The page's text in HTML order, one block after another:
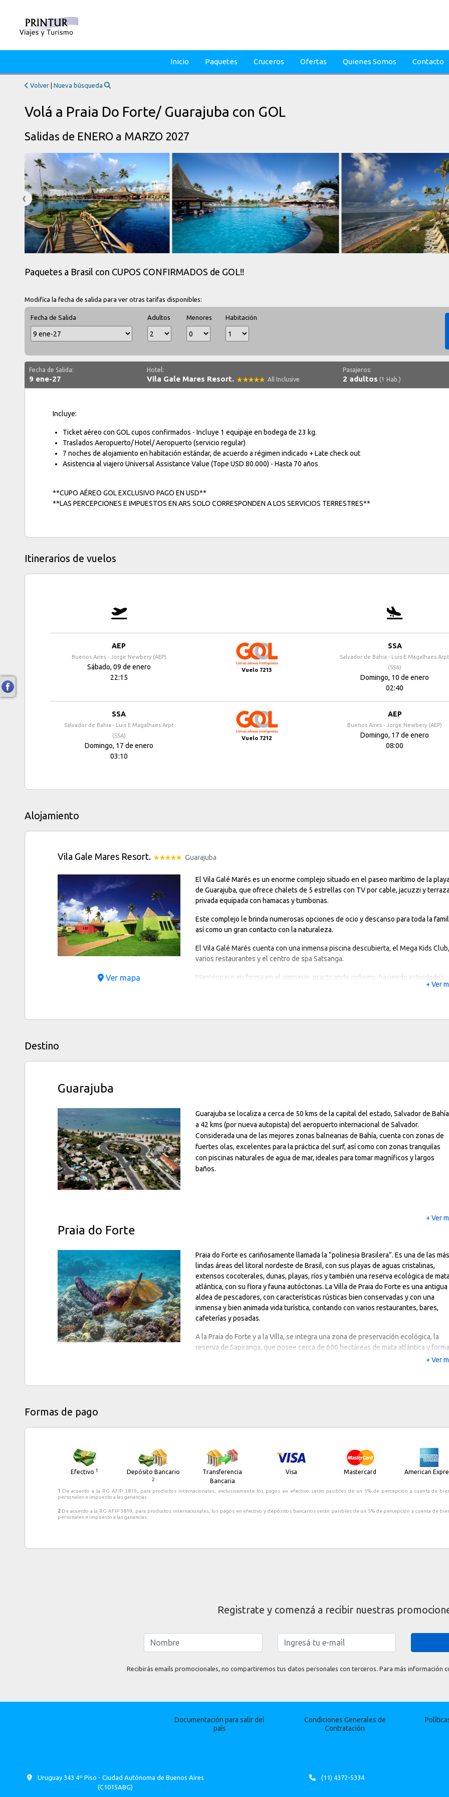
Inicio Paquetes Cruceros Ofertas Quienes Somos Contacto
Volver| Nueva búsqueda
Volá a Praia Do Forte/ Guarajuba con GOL
Salidas de ENERO a MARZO 2027
Paquetes a Brasil con CUPOS CONFIRMADOS de GOL!!
Modifica la fecha de salida para ver otras tarifas disponibles:
Fecha de Salida Adultos Menores Habitación
Fecha de Salida:
9 ene-27
Hotel:
Vila Gale Mares Resort. All Inclusive
Pasajeros:
2 adultos (1 Hab.)
Incluye:
Ticket aéreo con GOL cupos confirmados - Incluye 1 equipaje en bodega de 23 kg.
Traslados Aeropuerto/ Hotel/ Aeropuerto (servicio regular)
7 noches de alojamiento en habitación estándar, de acuerdo a régimen indicado + Late check out
Asistencia al viajero Universal Assistance Value (Tope USD 80.000) - Hasta 70 años
**CUPO AÉREO GOL EXCLUSIVO PAGO EN USD**
**LAS PERCEPCIONES E IMPUESTOS EN ARS SOLO CORRESPONDEN A LOS SERVICIOS TERRESTRES**
Itinerarios de vuelos
AEP
Buenos Aires - Jorge Newbery (AEP)
Sábado, 09 de enero
22:15
Vuelo 7213
SSA
Salvador de Bahia - Luis E Magalhaes
(SSA)
Domingo, 10 de enero
02:40
SSA
Salvador de Bahia - Luis E Magalhaes Arpt
(SSA)
Domingo, 17 de enero
03:10
Vuelo 7212
AEP
Buenos Aires - Jorge Newbery (AEP)
Domingo, 17 de enero
08:00
Alojamiento
Vila Gale Mares Resort. Guarajuba
Previous Next
Ver mapa
El Vila Galé Marés es un enorme complejo situado en el paseo marítimo de la
de Guarajuba, que ofrece chalets de 5 estrellas con TV por cable, jacuzzi y
privada equipada con hamacas y tumbonas.
Este complejo le brinda numerosas opciones de ocio y descanso para toda la
así como un gran contacto con la naturaleza.
El Vila Galé Marés cuenta con una inmensa piscina descubierta, el Mega Kids Club,
varios restaurantes y el centro de spa Satsanga.
Manténgase en forma en el gimnasio, practicando ciclismo, haciendo actividades
acuáticas o jugando al tenis y otros deportes. El complejo también dispone de+ Ver
Destino
Guarajuba
Previous Next
Guarajuba se localiza a cerca de 50 kms de la capital del estado, Salvador de Bahía
a 42 kms (por nueva autopista) del aeropuerto internacional de Salvador.
Considerada una de las mejores zonas balnearias de Bahía, cuenta con zonas de
fuertes olas, excelentes para la práctica del surf, así como con zonas tranquilas
con piscinas naturales de agua de mar, ideales para tomar magníficos y largos
baños.
+ Ver
Praia do Forte
Previous Next
Praia do Forte es cariñosamente llamada la “polinesia Brasilera”. Es una de las más
lindas áreas del litoral nordeste de Brasil, con sus playas de aguas cristalinas,
extensos cocoterales, dunas, playas, ríos y también una reserva ecológica de
atlántica, con su flora y fauna autóctonas. La Villa de Praia do Forte es una antigua
aldea de pescadores, con características rústicas bien conservadas y con una
inmensa y bien animada vida turística, contando con varios restaurantes, bares,
cafeterías y posadas.
A la Praia do Forte y a la Villa, se integra una zona de preservación ecológica, la
reserva de Sapiranga, que posee cerca de 600 hectáreas de mata atlántica y forma
parte del área de protección ambiental del litoral brasilero. El proyecto Tamar,
su origen da el nombre de la Villa.
+ Ver
Formas de pago
Efectivo 1 Depósito Bancario
2
Transferencia
Bancaria
Visa Mastercard American
1
De acuerdo a la RG AFIP 3819, para productos internacionales, exclusivamente los pagos en efectivo serán pasibles de un 5% de percepción a cuenta de
personales e impuesto a las ganancias.
2De acuerdo a la RG AFIP 3819, para productos internacionales, los pagos en efectivo y depósitos bancarios serán pasibles de un 5% de percepción a cuenta de
personales e impuesto a las ganancias.
Registrate y comenzá a recibir nuestras
Recibirás emails promocionales, no compartiremos tus datos personales con terceros. Para más información
Documentación para salir del
país
Condiciones Generales de
Contratación
Uruguay 343 4º Piso - Ciudad Autónoma de Buenos Aires
(C1015ABG)
(11) 4372-5334